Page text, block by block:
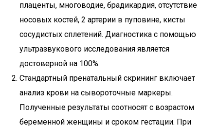
плаценты, многоводие, брадикардия, отсутствие
носовых костей, 2 артерии в пуповине, кисты
сосудистых сплетений. Диагностика с помощью
ультразвукового исследования является
достоверной на 100%.
Стандартный пренатальный скрининг включает
анализ крови на сывороточные маркеры.
Полученные результаты соотносят с возрастом
беременной женщины и сроком гестации. При